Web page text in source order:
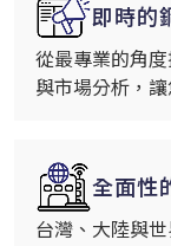
即時的
從最專業的角
與市場分析，
全面性
台灣、大陸與